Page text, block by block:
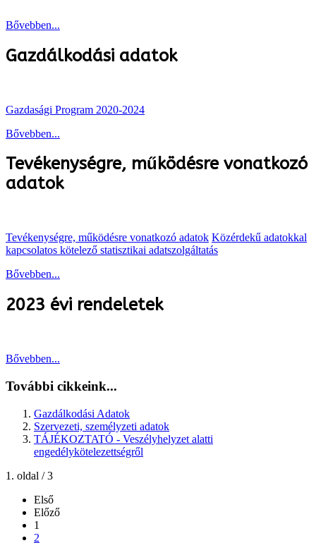
Bővebben...
Gazdálkodási adatok
Gazdasági Program 2020-2024
Bővebben...
Tevékenységre, működésre vonatkozó
adatok
Tevékenységre, működésre vonatkozó adatok Közérdekű adatokkal
kapcsolatos kötelező statisztikai adatszolgáltatás
Bővebben...
2023 évi rendeletek
Bővebben...
További cikkeink...
Gazdálkodási Adatok
Szervezeti, személyzeti adatok
TÁJÉKOZTATÓ - Veszélyhelyzet alatti
engedélykötelezettségről
1. oldal / 3
Első
Előző
1
2